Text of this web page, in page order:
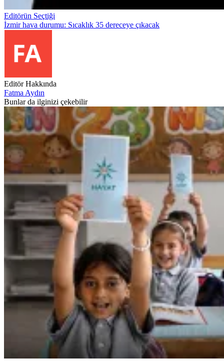
Editörün Seçtiği
İzmir hava durumu: Sıcaklık 35 dereceye çıkacak
Editör Hakkında
Fatma Aydın
Bunlar da ilginizi çekebilir